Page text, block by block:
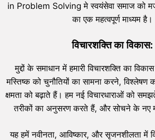
in Problem Solving मे स्वयंसेवा समाज को
का एक महत्वपूर्ण माध्यम है।
विचारशक्ति का विकास:
मुद्दों के समाधान में हमारी विचारशक्ति का
मस्तिष्क को चुनौतियों का सामना करने,
क्षमता को बढ़ाते हैं। हम नई विचारधाराओं को
तरीकों का अनुसरण करते हैं, और सोचने के नए
यह हमें नवीनता, आविष्कार, और सृजनशीलता में